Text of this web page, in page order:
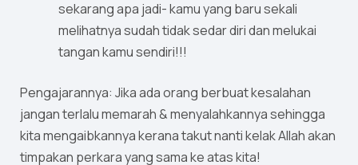
sekarang apa jadi- kamu yang baru sekali
melihatnya sudah tidak sedar diri dan melukai
tangan kamu sendiri!!!
Pengajarannya: Jika ada orang berbuat kesalahan
jangan terlalu memarah & menyalahkannya sehingga
kita mengaibkannya kerana takut nanti kelak Allah akan
timpakan perkara yang sama ke atas kita!